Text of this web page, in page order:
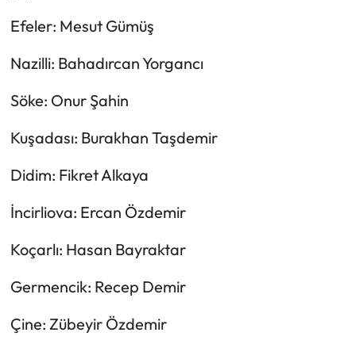
Efeler: Mesut Gümüş
Nazilli: Bahadırcan Yorgancı
Söke: Onur Şahin
Kuşadası: Burakhan Taşdemir
Didim: Fikret Alkaya
İncirliova: Ercan Özdemir
Koçarlı: Hasan Bayraktar
Germencik: Recep Demir
Çine: Zübeyir Özdemir